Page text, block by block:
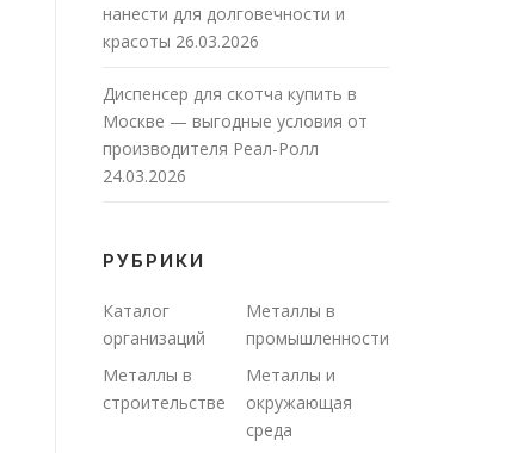
нанести для долговечности и
красоты 26.03.2026
Диспенсер для скотча купить в
Москве — выгодные условия от
производителя Реал-Ролл
24.03.2026
РУБРИКИ
Каталог
организаций
Металлы в
промышленности
Металлы в
строительстве
Металлы и
окружающая
среда